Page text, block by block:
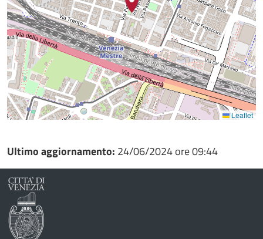
Leaflet
Ultimo aggiornamento: 24/06/2024 ore 09:44